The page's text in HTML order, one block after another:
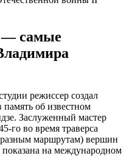
самые
режиссер создал
об известном
Заслуженный мастер
го во время траверса
маршрутам) вершин
на международном